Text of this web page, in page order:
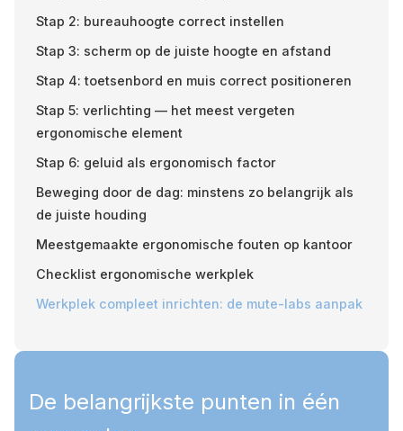
Stap 2: bureauhoogte correct instellen
Stap 3: scherm op de juiste hoogte en afstand
Stap 4: toetsenbord en muis correct positioneren
Stap 5: verlichting — het meest vergeten
ergonomische element
Stap 6: geluid als ergonomisch factor
Beweging door de dag: minstens zo belangrijk als
de juiste houding
Meestgemaakte ergonomische fouten op kantoor
Checklist ergonomische werkplek
Werkplek compleet inrichten: de mute-labs aanpak
De belangrijkste punten in één